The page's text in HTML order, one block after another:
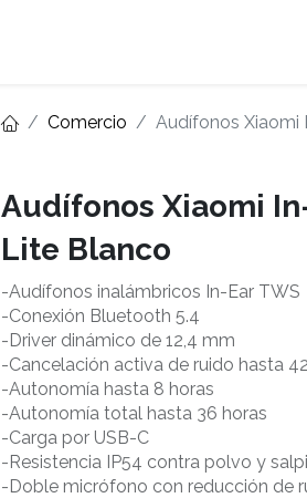
Comercio Audífonos Xiaomi
Audífonos Xiaomi
Lite Blanco
-Audífonos inalámbricos In-Ear TWS
-Conexión Bluetooth 5.4
-Driver dinámico de 12,4 mm
-Cancelación activa de ruido hasta
-Autonomía hasta 8 horas
-Autonomía total hasta 36 horas
-Carga por USB-C
-Resistencia IP54 contra polvo y
-Doble micrófono con reducción de